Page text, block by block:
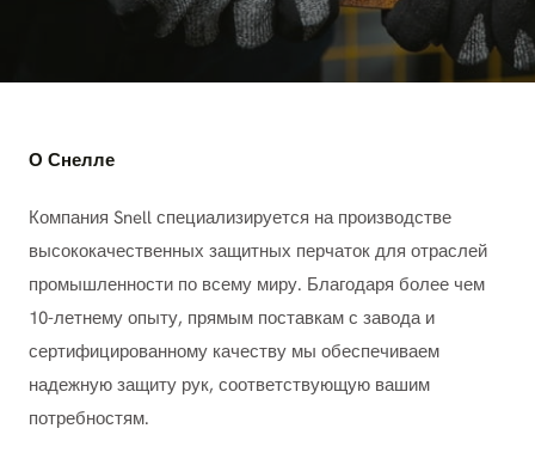
О Снелле
Компания Snell специализируется на производстве
высококачественных защитных перчаток для отраслей
промышленности по всему миру. Благодаря более чем
10-летнему опыту, прямым поставкам с завода и
сертифицированному качеству мы обеспечиваем
надежную защиту рук, соответствующую вашим
потребностям.